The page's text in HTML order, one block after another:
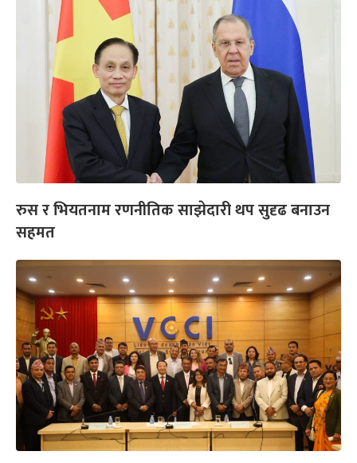
रुस र भियतनाम रणनीतिक साझेदारी थप सुदृढ बनाउन
सहमत